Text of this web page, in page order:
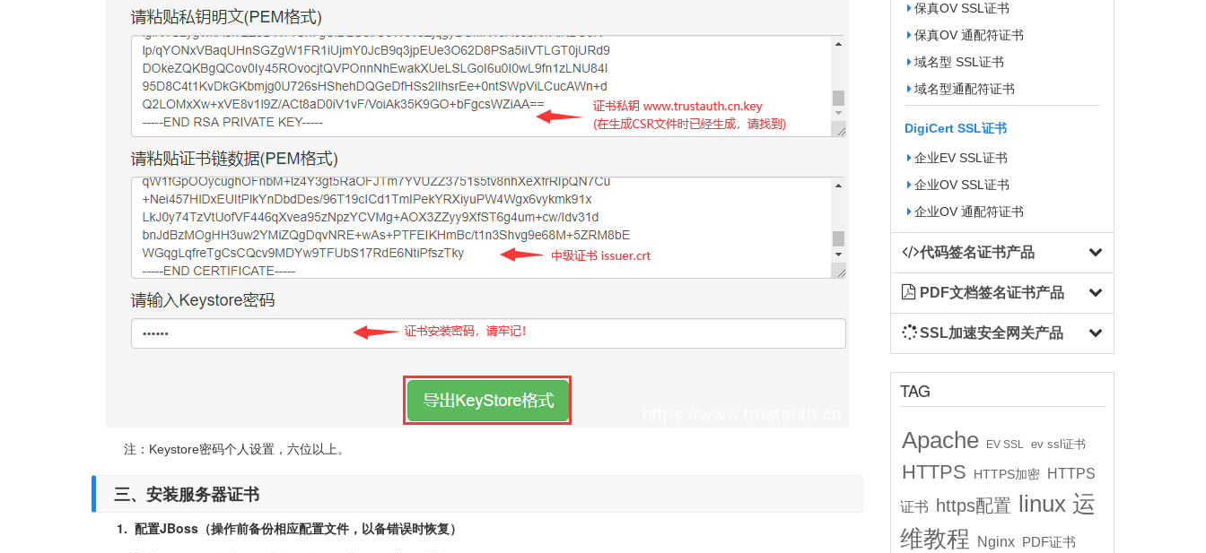
注：Keystore密码个人设置，六位以上。
三、 安装服务器证书
1. 配置JBoss （操作前备份相应配置文件，以备错误时恢复）
保真OV SSL证书
保真OV 通配符证书
域名型 SSL证书
域名型通配符证书
DigiCert SSL证书
企业EV SSL证书
企业OV SSL证书
企业OV 通配符证书
代码签名证书产品
PDF文档签名证书产品
SSL加速安全网关产品
TAG
Apache EV SSL ev ssl证书
HTTPS HTTPS加密 HTTPS
证书 https配置 linux 运
维教程
Nginx PDF证书